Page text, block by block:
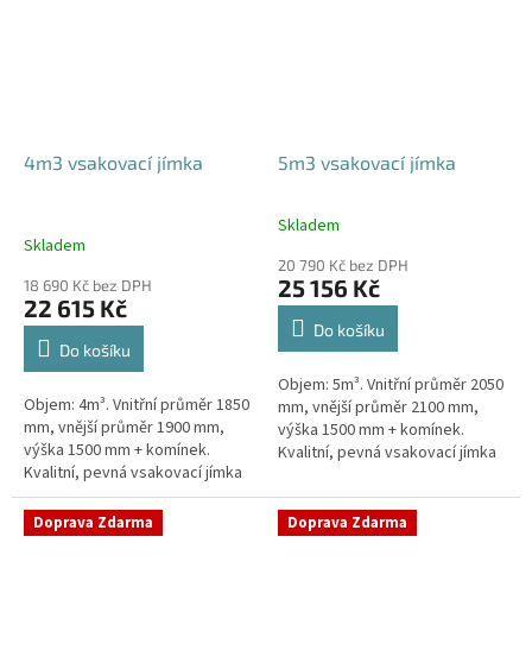
4m3 vsakovací jímka
Skladem
18 690 Kč bez DPH
22 615 Kč
Do košíku
Objem: 4m³. Vnitřní průměr 1850
mm, vnější průměr 1900 mm,
výška 1500 mm + komínek.
Kvalitní, pevná vsakovací jímka
(nádrž) bez potřeby
obetonování Průměr přítoku a
odtoku +...
5m3 vsakovací jímka
Průměrné
produktu
je
5,0
hvězdiček.
Skladem
20 790 Kč bez DPH
25 156 Kč
Do košíku
Objem: 5m³. Vnitřní průměr 2050
mm, vnější průměr 2100 mm,
výška 1500 mm + komínek.
Kvalitní, pevná vsakovací jímka
obetonování Průměr přítoku a
odtoku +...
Doprava Zdarma Doprava Zdarma